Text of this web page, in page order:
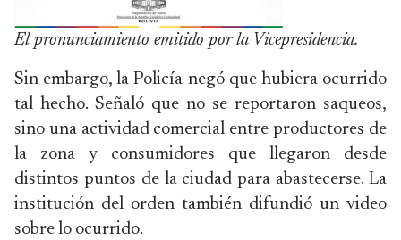
El pronunciamiento emitido por la Vicepresidencia.
Sin embargo, la Policía negó que hubiera ocurrido
tal hecho. Señaló que no se reportaron saqueos,
sino una actividad comercial entre productores de
la zona y consumidores que llegaron desde
distintos puntos de la ciudad para abastecerse. La
institución del orden también difundió un video
sobre lo ocurrido.